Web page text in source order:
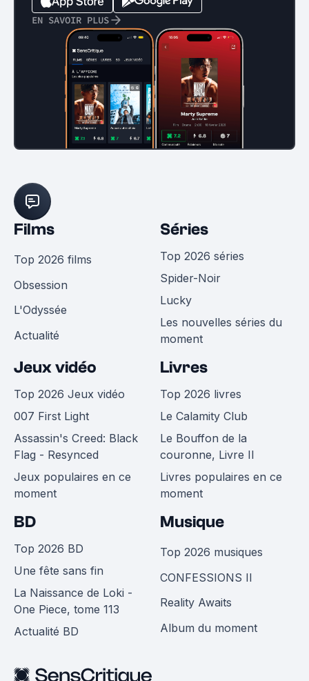
EN SAVOIR PLUS
Films
Top 2026 films
Obsession
L'Odyssée
Actualité
Séries
Top 2026 séries
Spider-Noir
Lucky
Les nouvelles séries du
moment
Jeux vidéo
Top 2026 Jeux vidéo
007 First Light
Assassin's Creed: Black
Flag - Resynced
Jeux populaires en ce
moment
Livres
Top 2026 livres
Le Calamity Club
Le Bouffon de la
couronne, Livre II
Livres populaires en ce
moment
BD
Top 2026 BD
Une fête sans fin
La Naissance de Loki -
One Piece, tome 113
Actualité BD
Musique
Top 2026 musiques
CONFESSIONS II
Reality Awaits
Album du moment